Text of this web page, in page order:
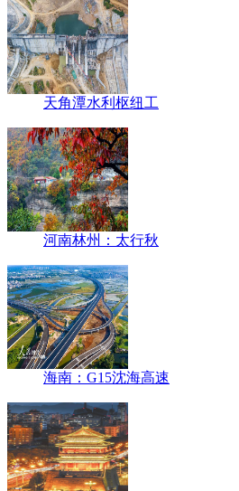
天角潭水利枢纽工
河南林州：太行秋
海南：G15沈海高速